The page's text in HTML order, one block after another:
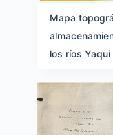
Mapa
los ríos